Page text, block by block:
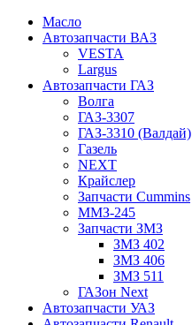
Масло
Автозапчасти ВАЗ
VESTA
Largus
Автозапчасти ГАЗ
Волга
ГАЗ-3307
ГАЗ-3310 (Валдай)
Газель
NEXT
Крайслер
Запчасти Cummins
ММЗ-245
Запчасти ЗМЗ
ЗМЗ 402
ЗМЗ 406
ЗМЗ 511
ГАЗон Next
Автозапчасти УАЗ